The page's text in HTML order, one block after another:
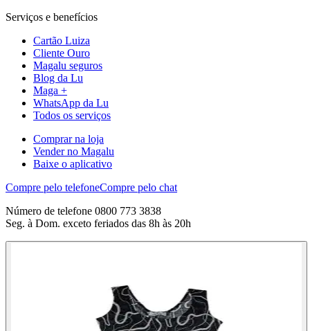
Serviços e benefícios
Cartão Luiza
Cliente Ouro
Magalu seguros
Blog da Lu
Maga +
WhatsApp da Lu
Todos os serviços
Comprar na loja
Vender no Magalu
Baixe o aplicativo
Compre pelo telefoneCompre pelo chat
Número de telefone 0800 773 3838
Seg. à Dom. exceto feriados das 8h às 20h